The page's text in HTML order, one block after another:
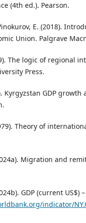
(4th ed.). Pearson.
E. (2018).
Union. Palgrave
The logic of regional
Press.
Kyrgyzstan GDP
Theory of
Migration and
GDP (current US$)
indicator/